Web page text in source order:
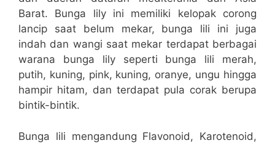
Barat. Bunga lily ini memiliki kelopak corong
lancip saat belum mekar, bunga lili ini juga
indah dan wangi saat mekar terdapat berbagai
warana bunga lily seperti bunga lili merah,
putih, kuning, pink, kuning, oranye, ungu hingga
hampir hitam, dan terdapat pula corak berupa
bintik-bintik.
Bunga lili mengandung Flavonoid, Karotenoid,